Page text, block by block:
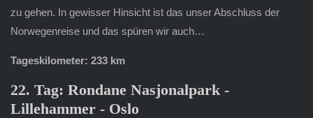
zu gehen. In gewisser Hinsicht ist das unser Abschluss der
Norwegenreise und das spüren wir auch…
Tageskilometer: 233 km
22. Tag: Rondane Nasjonalpark -
Lillehammer - Oslo